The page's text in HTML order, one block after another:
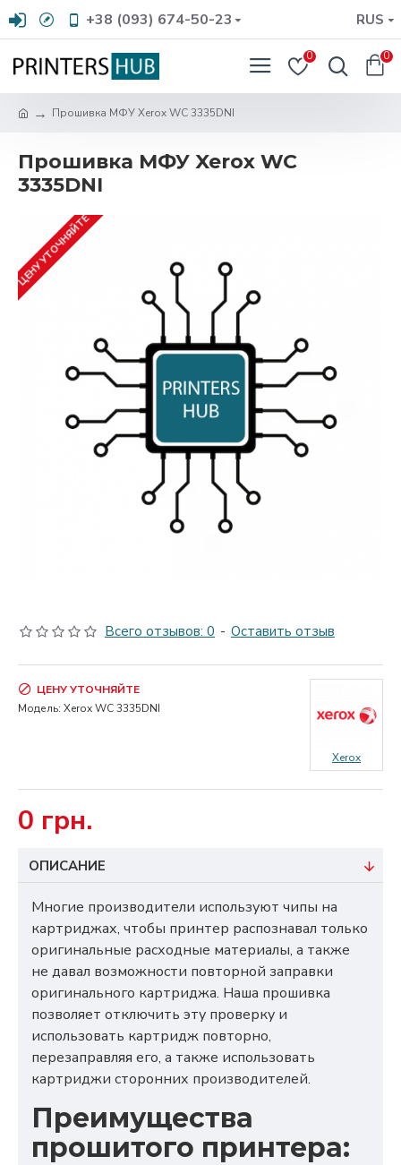
+38 (093) 674-50-23 RUS
0 0
Прошивка МФУ Xerox WC 3335DNI
Прошивка МФУ Xerox WC
3335DNI
ЦЕНУ УТОЧНЯЙТЕ
Всего отзывов: 0 - Оставить отзыв
0 грн.
ЦЕНУ УТОЧНЯЙТЕ
Модель: Xerox WC 3335DNI
Xerox
ОПИСАНИЕ
Многие производители используют чипы на
картриджах, чтобы принтер распознавал только
оригинальные расходные материалы, а также
не давал возможности повторной заправки
оригинального картриджа. Наша прошивка
позволяет отключить эту проверку и
использовать картридж повторно,
перезаправляя его, а также использовать
картриджи сторонних производителей.
Преимущества
прошитого принтера: